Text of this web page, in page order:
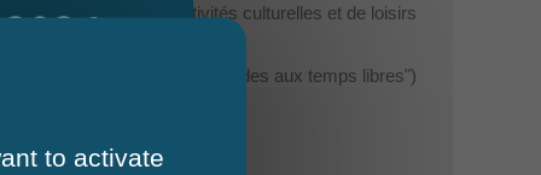
ainsi que des activités culturelles et de loisirs
(dispositif Vacaf ou bons "Aides aux temps libres")
to activate